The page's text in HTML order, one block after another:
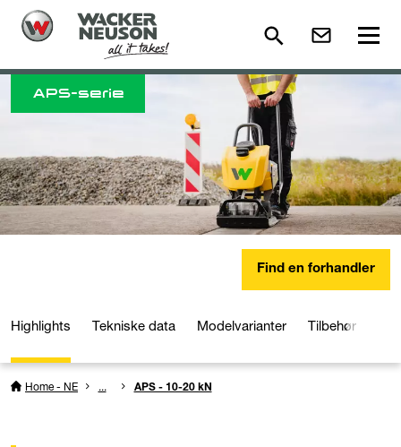
APS-serie
Find en forhandler
Highlights Tekniske data Modelvarianter Tilbehør
Home - NE ... APS - 10-20 kN